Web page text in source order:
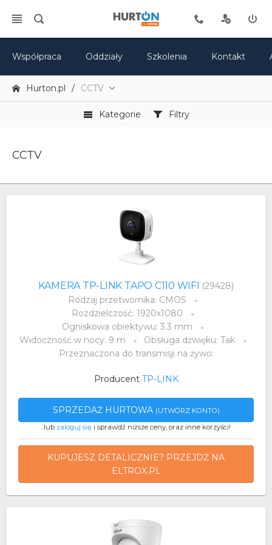
Współpraca Oddziały Szkolenia Kontakt
Hurton.pl CCTV
Kategorie Filtry
CCTV
KAMERA TP-LINK TAPO C110 WIFI (29428)
Rodzaj przetwornika: CMOS
Rozdzielczość: 1920x1080
Ogniskowa obiektywu: 3.3 mm
Widoczność w nocy: 9 m
Obsługa dźwięku: Tak
Przeznaczona do transmisji na żywo:
Producent TP-LINK
SPRZEDAŻ HURTOWA (UTWÓRZ KONTO)
..lub zaloguj się i sprawdź niższe ceny, oraz inne korzyści!
KUPUJESZ DETALICZNIE? PRZEJDŹ NA
ELTROX.PL